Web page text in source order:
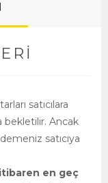
satıcılara
bekletilir. Ancak
satıcıya
en geç